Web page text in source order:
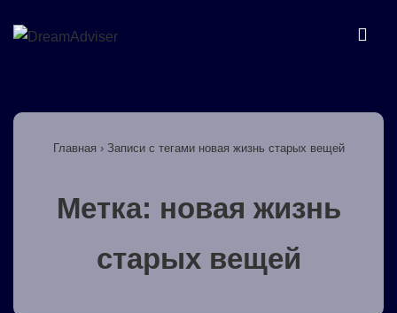
Перейти
содержимому
навигация
Главная › Записи с тегами новая жизнь старых вещей
Метка: новая жизнь
старых вещей